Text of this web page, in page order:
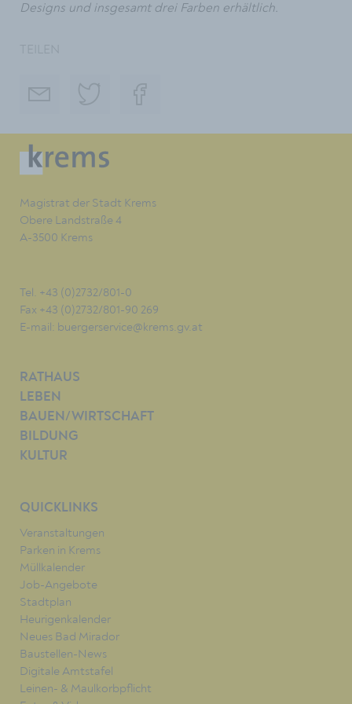
Designs und insgesamt drei Farben erhältlich.
Magistrat der Stadt Krems
Obere Landstraße 4
A-3500 Krems
Tel. +43 (0)2732/801-0
Fax +43 (0)2732/801-90 269
E-mail: buergerservice@krems.gv.at
RATHAUS
LEBEN
BAUEN/WIRTSCHAFT
BILDUNG
KULTUR
QUICKLINKS
Veranstaltungen
Parken in Krems
Müllkalender
Job-Angebote
Stadtplan
Heurigenkalender
Neues Bad Mirador
Baustellen-News
Digitale Amtstafel
Leinen- & Maulkorbpflicht